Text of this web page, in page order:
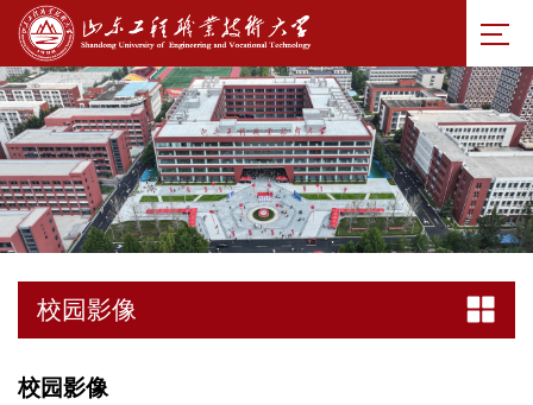
校园影像
校园影像